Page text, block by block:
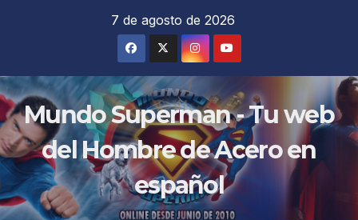
7 de agosto de 2026
Mundo Superman - Tu web
del Hombre de Acero en
español